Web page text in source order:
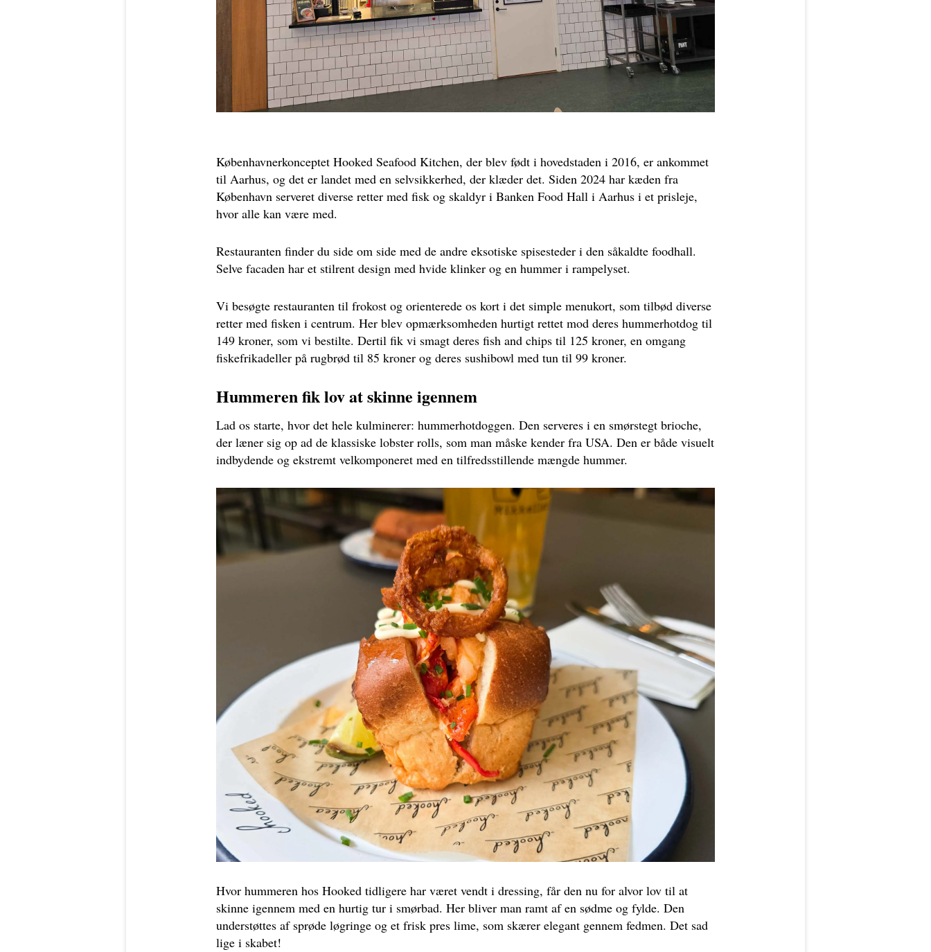
Københavnerkonceptet Hooked Seafood Kitchen, der blev født i hovedstaden i 2016, er ankommet
til Aarhus, og det er landet med en selvsikkerhed, der klæder det. Siden 2024 har kæden fra
København serveret diverse retter med fisk og skaldyr i Banken Food Hall i Aarhus i et prisleje,
hvor alle kan være med.
Restauranten finder du side om side med de andre eksotiske spisesteder i den såkaldte foodhall.
Selve facaden har et stilrent design med hvide klinker og en hummer i rampelyset.
Vi besøgte restauranten til frokost og orienterede os kort i det simple menukort, som tilbød diverse
retter med fisken i centrum. Her blev opmærksomheden hurtigt rettet mod deres hummerhotdog til
149 kroner, som vi bestilte. Dertil fik vi smagt deres fish and chips til 125 kroner, en omgang
fiskefrikadeller på rugbrød til 85 kroner og deres sushibowl med tun til 99 kroner.
Hummeren fik lov at skinne igennem
Lad os starte, hvor det hele kulminerer: hummerhotdoggen. Den serveres i en smørstegt brioche,
der læner sig op ad de klassiske lobster rolls, som man måske kender fra USA. Den er både visuelt
indbydende og ekstremt velkomponeret med en tilfredsstillende mængde hummer.
Hvor hummeren hos Hooked tidligere har været vendt i dressing, får den nu for alvor lov til at
skinne igennem med en hurtig tur i smørbad. Her bliver man ramt af en sødme og fylde. Den
understøttes af sprøde løgringe og et frisk pres lime, som skærer elegant gennem fedmen. Det sad
lige i skabet!